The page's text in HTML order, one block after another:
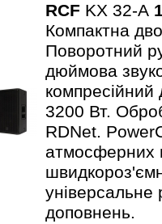
RCF KX 32-A
Компактна
Поворотний
дюймова
3200 Вт.
RDNet.
атмосферних
універсальне
доповнень.